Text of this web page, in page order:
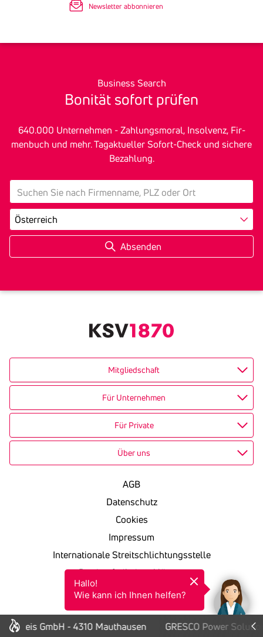
Newsletter abbonnieren
Business Search
Bonität sofort prüfen
640.000 Unter­nehmen - Zah­lungs­mo­ral, In­sol­venz, Fir­
men­buch und mehr. Tagak­tu­eller Sofort-Check und sichere
Bezah­lung.
search
Land
Mitgliedschaft
Für Unternehmen
Für Private
Über uns
AGB
Datenschutz
Cookies
Impressum
Internationale Streitschlichtungsstelle
Barrierefreiheitserklärung
KSV in einfacher Sprache
GmbH - 4310 Mauthausen GRESCO Power
Hallo!
Wie kann ich Ihnen helfen?